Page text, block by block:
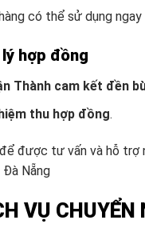
có thể sử dụng ngay
hợp đồng
Thành cam kết đền
thu hợp đồng.
để được tư vấn và hỗ trợ
VỤ